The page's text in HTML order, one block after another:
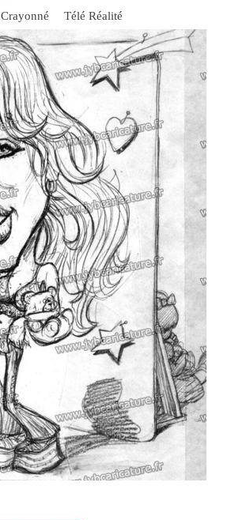
Crayonné Télé Réalité